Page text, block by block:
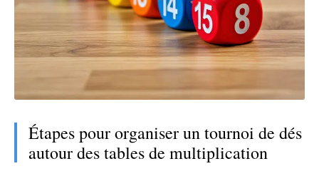
Étapes pour organiser un tournoi de dés
autour des tables de multiplication